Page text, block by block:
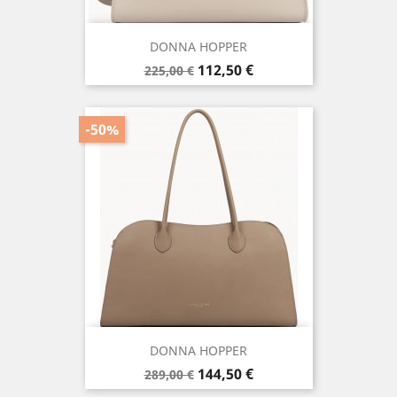
DONNA HOPPER
Prix
de
225,00 € Prix
112,50 €
DONNA HOPPER
Prix
de
289,00 €
-50%
Prix
144,50 €